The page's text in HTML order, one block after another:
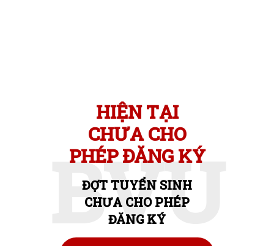
BVU
HIỆN TẠI
CHƯA CHO
PHÉP ĐĂNG KÝ
ĐỢT TUYỂN SINH
CHƯA CHO PHÉP
ĐĂNG KÝ